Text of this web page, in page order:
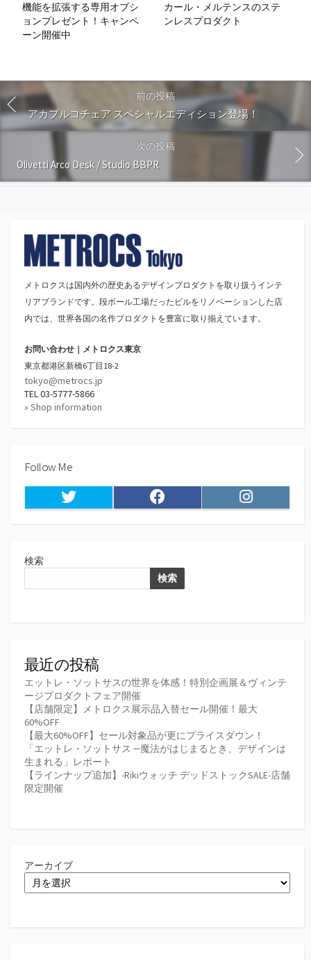
機能を拡張する専用オプシ
ョンプレゼント！キャンペ
ーン開催中
カール・メルテンスのステ
ンレスプロダクト
前の投稿
アカプルコチェア スペシャルエディション登場！
次の投稿
Olivetti Arco Desk / Studio BBPR
メトロクスは国内外の歴史あるデザインプロダクトを取り扱うインテ
リアブランドです。段ボール工場だったビルをリノベーションした店
内では、世界各国の名作プロダクトを豊富に取り揃えています。
お問い合わせ｜メトロクス東京
東京都港区新橋6丁目18-2
tokyo@metrocs.jp
TEL 03-5777-5866
» Shop information
Follow Me
Twitter Facebook Instagram
検索
検索
最近の投稿
エットレ・ソットサスの世界を体感！特別企画展＆ヴィンテ
ージプロダクトフェア開催
【店舗限定】メトロクス展示品入替セール開催！最大
60%OFF
【最大60%OFF】セール対象品が更にプライスダウン！
「エットレ・ソットサス ─魔法がはじまるとき、デザインは
生まれる」レポート
【ラインナップ追加】-Rikiウォッチ デッドストックSALE-店舗
限定開催
アーカイブ